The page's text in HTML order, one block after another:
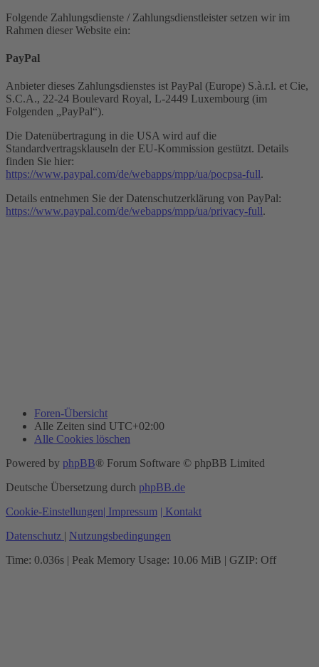
Folgende Zahlungsdienste / Zahlungsdienstleister setzen wir im
Rahmen dieser Website ein:
PayPal
Anbieter dieses Zahlungsdienstes ist PayPal (Europe) S.à.r.l. et Cie,
S.C.A., 22-24 Boulevard Royal, L-2449 Luxembourg (im
Folgenden „PayPal“).
Die Datenübertragung in die USA wird auf die
Standardvertragsklauseln der EU-Kommission gestützt. Details
finden Sie hier:
https://www.paypal.com/de/webapps/mpp/ua/pocpsa-full.
Details entnehmen Sie der Datenschutzerklärung von PayPal:
https://www.paypal.com/de/webapps/mpp/ua/privacy-full.
Foren-Übersicht
Alle Zeiten sind UTC+02:00
Alle Cookies löschen
Powered by phpBB® Forum Software © phpBB Limited
Deutsche Übersetzung durch phpBB.de
Cookie-Einstellungen| Impressum | Kontakt
Datenschutz | Nutzungsbedingungen
Time: 0.036s | Peak Memory Usage: 10.06 MiB | GZIP: Off